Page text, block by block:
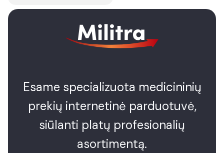
Esame specializuota medicininių
prekių internetinė parduotuvė,
siūlanti platų profesionalių
asortimentą.